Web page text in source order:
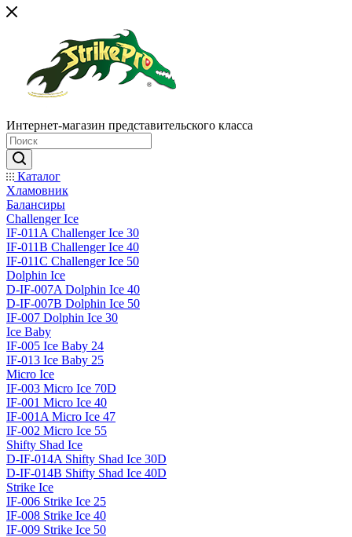
Интернет-магазин представительского класса
Каталог
Хламовник
Балансиры
Challenger Ice
IF-011A Challenger Ice 30
IF-011B Challenger Ice 40
IF-011C Challenger Ice 50
Dolphin Ice
D-IF-007A Dolphin Ice 40
D-IF-007B Dolphin Ice 50
IF-007 Dolphin Ice 30
Ice Baby
IF-005 Ice Baby 24
IF-013 Ice Baby 25
Micro Ice
IF-003 Micro Ice 70D
IF-001 Micro Ice 40
IF-001A Micro Ice 47
IF-002 Micro Ice 55
Shifty Shad Ice
D-IF-014A Shifty Shad Ice 30D
D-IF-014B Shifty Shad Ice 40D
Strike Ice
IF-006 Strike Ice 25
IF-008 Strike Ice 40
IF-009 Strike Ice 50